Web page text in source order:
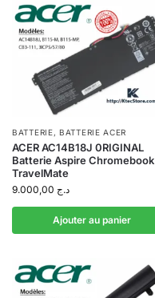
BATTERIE, BATTERIE ACER
ACER AC14B18J 0RIGINAL
Batterie Aspire Chromebook
TravelMate
د.ج
Ajouter au panier